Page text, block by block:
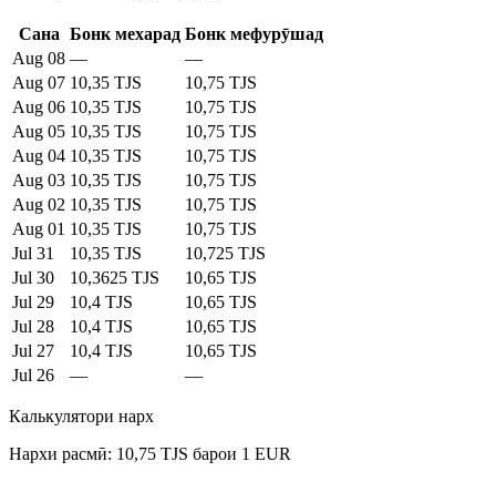
Сана Бонк мехарад Бонк мефурӯшад
Aug 08 —
—
Aug 07 10,35 TJS
10,75 TJS
Aug 06 10,35 TJS
10,75 TJS
Aug 05 10,35 TJS
10,75 TJS
Aug 04 10,35 TJS
10,75 TJS
Aug 03 10,35 TJS
10,75 TJS
Aug 02 10,35 TJS
10,75 TJS
Aug 01 10,35 TJS
10,75 TJS
Jul 31
10,35 TJS
10,725 TJS
Jul 30
10,3625 TJS
10,65 TJS
Jul 29
10,4 TJS
10,65 TJS
Jul 28
10,4 TJS
10,65 TJS
Jul 27
10,4 TJS
10,65 TJS
Jul 26
— —
Калькулятори нарх
Нархи расмӣ: 10,75 TJS барои 1 EUR